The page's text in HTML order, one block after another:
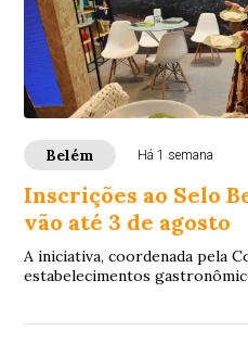
Belém Há 1 semana
Inscrições ao Selo
vão até 3 de agosto
A iniciativa, coordenada pela
estabelecimentos